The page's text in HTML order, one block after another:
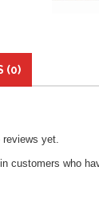
(0)
yet.
customers who